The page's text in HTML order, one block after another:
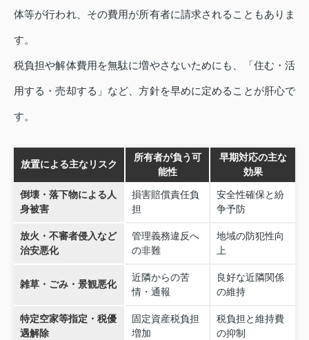
体等が行われ、その費用が所有者に請求されることもありま
す。
税負担や解体費用を無駄に増やさないためにも、「住む・活
用する・売却する」など、方針を早めに定めることが肝心で
す。
放置による主なリスク
所有者が負う可
能性
早期対応の主な
効果
倒壊・落下物による人
身被害
損害賠償責任負
担
安全性確保と紛
争予防
放火・不審者侵入など
治安悪化
管理義務違反へ
の非難
地域の防犯性向
上
雑草・ごみ・景観悪化
近隣からの苦
情・通報
良好な近隣関係
の維持
特定空家等指定・税優
遇解除
固定資産税負担
増加
税負担と維持費
の抑制